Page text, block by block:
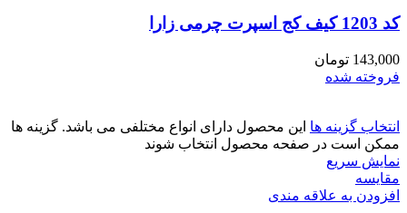
کد 1203 کیف کج اسپرت چرمی زارا
143,000 تومان
فروخته شده
انتخاب گزینه ها این محصول دارای انواع مختلفی می باشد. گزینه ها
ممکن است در صفحه محصول انتخاب شوند
نمایش سریع
مقايسه
افزودن به علاقه مندی